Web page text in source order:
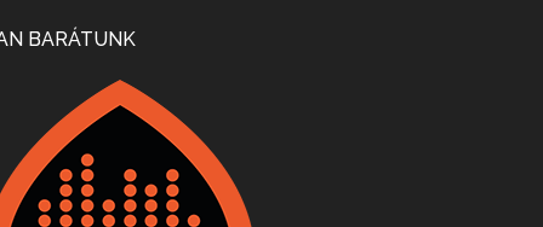
Apr 24, 2026 • 00:38:10
Villány, kékfrankos, Jackfall
Apr 17, 2026 • 00:35:38
BARÁTUNK